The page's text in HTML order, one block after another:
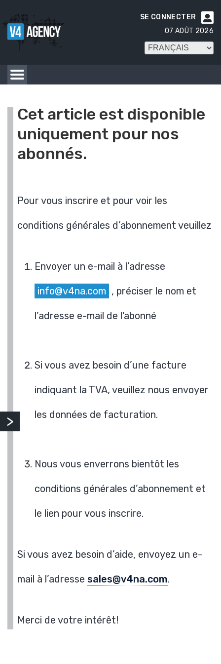

SE CONNECTER
07 AOÛT 2026
Cet article est disponible
uniquement pour nos
abonnés.
Pour vous inscrire et pour voir les
conditions générales d’abonnement veuillez
Envoyer un e-mail à l’adresse
info@v4na.com , préciser le nom et
l’adresse e-mail de l'abonné
Si vous avez besoin d’une facture
indiquant la TVA, veuillez nous envoyer
les données de facturation.
Nous vous enverrons bientôt les
conditions générales d’abonnement et
le lien pour vous inscrire.
Si vous avez besoin d’aide, envoyez un e-
mail à l’adresse sales@v4na.com.
Merci de votre intérêt!